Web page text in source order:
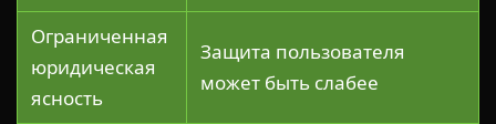
Ограниченная
юридическая
ясность
Защита пользователя
может быть слабее